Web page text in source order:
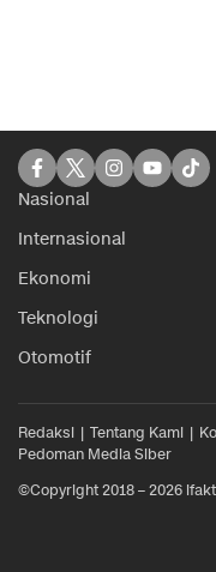
Nasional
Internasional
Ekonomi
Teknologi
Otomotif
Redaksi Tentang Kami
Pedoman Media Siber
©Copyright 2018 – 2026